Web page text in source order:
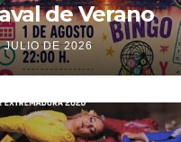
de Verano
JULIO DE 2026